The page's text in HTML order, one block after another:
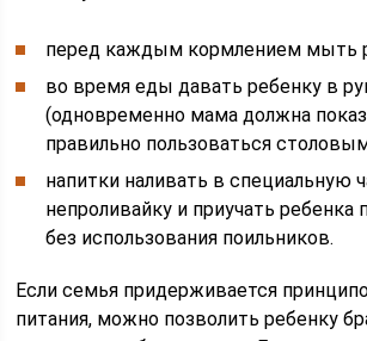
перед каждым кормлением мыть
во время еды давать ребенку в
(одновременно мама должна
правильно пользоваться
напитки наливать в специальную
непроливайку и приучать ребенка
без использования поильников.
Если семья придерживается
питания, можно позволить ребенку